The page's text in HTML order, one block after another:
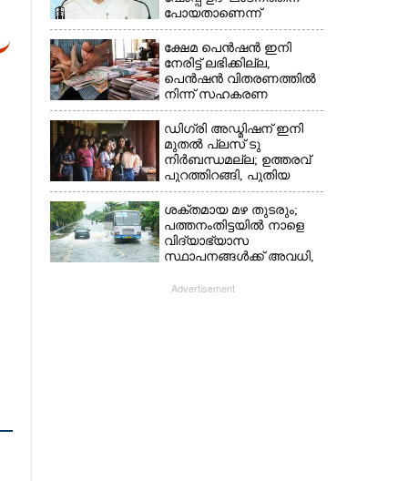
പോയതാണെന്ന്
വിചാരിച്ചു, 400 കോടിയുടെ
പ്രോജക്ടാണ് അത്'
ക്ഷേമ പെൻഷൻ ഇനി
നേരിട്ട് ലഭിക്കില്ല,​
പെൻഷൻ വിതരണത്തിൽ
നിന്ന് സഹകരണ
ബാങ്കുകളെ ഒഴിവാക്കി
ഡിഗ്രി അഡ്മിഷന് ഇനി
മുതൽ പ്ലസ് ടു
നിർബന്ധമല്ല; ഉത്തരവ്
പുറത്തിറങ്ങി, പുതിയ
മാറ്റങ്ങൾ അറിയാം
ശക്തമായ മഴ തുടരും;
പത്തനംതിട്ടയിൽ നാളെ
വിദ്യാഭ്യാസ
സ്ഥാപനങ്ങൾക്ക് അവധി,​
നാളെ ഓറഞ്ചും അലർട്ട്
Advertisement